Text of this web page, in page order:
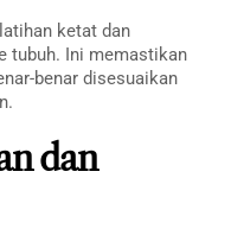
ketat dan
tubuh. Ini memastikan
benar disesuaikan
dan